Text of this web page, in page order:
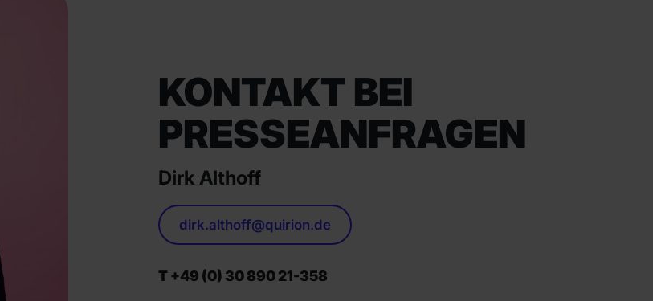
KONTAKT BEI
PRESSEANFRAGEN
Dirk Althoff
dirk.althoff@quirion.de
T +49 (0) 30 890 21-358